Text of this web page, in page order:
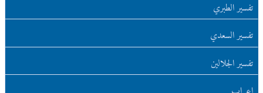
تفسير الطبري
تفسير السعدي
تفسير الجلالين
اعراب